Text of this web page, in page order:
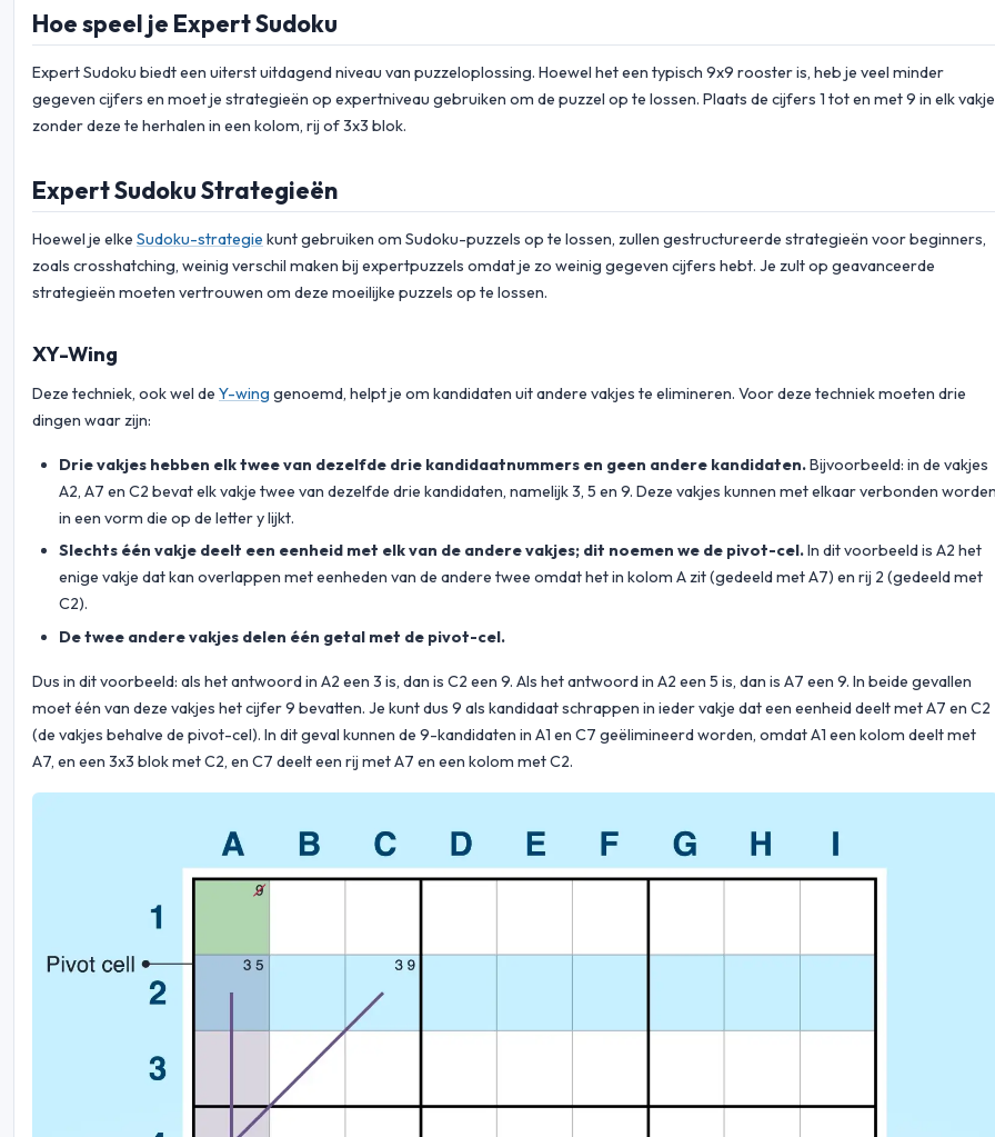
Hoe speel je Expert Sudoku
Expert Sudoku biedt een uiterst uitdagend niveau van puzzeloplossing. Hoewel het een typisch 9x9 rooster is, heb je veel minder
gegeven cijfers en moet je strategieën op expertniveau gebruiken om de puzzel op te lossen. Plaats de cijfers 1 tot en met 9 in elk vakje
zonder deze te herhalen in een kolom, rij of 3x3 blok.
Expert Sudoku Strategieën
Hoewel je elke Sudoku-strategie kunt gebruiken om Sudoku-puzzels op te lossen, zullen gestructureerde strategieën voor beginners,
zoals crosshatching, weinig verschil maken bij expertpuzzels omdat je zo weinig gegeven cijfers hebt. Je zult op geavanceerde
strategieën moeten vertrouwen om deze moeilijke puzzels op te lossen.
XY-Wing
Deze techniek, ook wel de Y-wing genoemd, helpt je om kandidaten uit andere vakjes te elimineren. Voor deze techniek moeten drie
dingen waar zijn:
Drie vakjes hebben elk twee van dezelfde drie kandidaatnummers en geen andere kandidaten.Bijvoorbeeld: in de vakjes
A2, A7 en C2 bevat elk vakje twee van dezelfde drie kandidaten, namelijk 3, 5 en 9. Deze vakjes kunnen met elkaar verbonden
in een vorm die op de letter y lijkt.
Slechts één vakje deelt een eenheid met elk van de andere vakjes; dit noemen we de pivot-cel.In dit voorbeeld is A2 het
enige vakje dat kan overlappen met eenheden van de andere twee omdat het in kolom A zit (gedeeld met A7) en rij 2 (gedeeld met
C2).
De twee andere vakjes delen één getal met de pivot-cel.
Dus in dit voorbeeld: als het antwoord in A2 een 3 is, dan is C2 een 9. Als het antwoord in A2 een 5 is, dan is A7 een 9. In beide gevallen
moet één van deze vakjes het cijfer 9 bevatten. Je kunt dus 9 als kandidaat schrappen in ieder vakje dat een eenheid deelt met A7 en C2
(de vakjes behalve de pivot-cel). In dit geval kunnen de 9-kandidaten in A1 en C7 geëlimineerd worden, omdat A1 een kolom deelt met
A7, en een 3x3 blok met C2, en C7 deelt een rij met A7 en een kolom met C2.